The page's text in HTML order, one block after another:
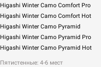
Higashi Winter Camo Comfort Pro
Higashi Winter Camo Comfort Hot
Higashi Winter Camo Pyramid
Higashi Winter Camo Pyramid Pro
Higashi Winter Camo Pyramid Hot
Пятистенные: 4-6 мест